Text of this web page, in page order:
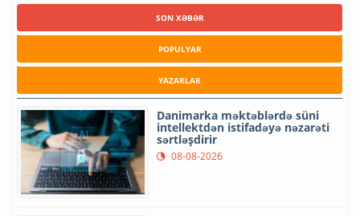
SON XƏBƏR
POPULYAR
YAZARLAR
Danimarka məktəblərdə süni
intellektdən istifadəyə nəzarəti
sərtləşdirir
08-08-2026